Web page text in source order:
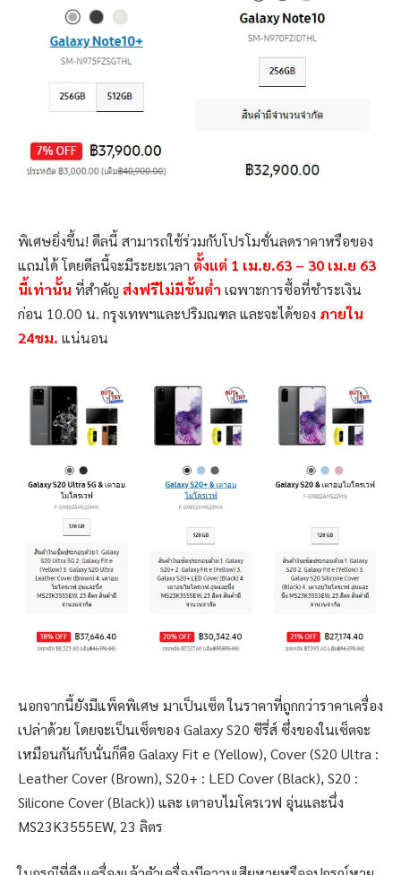
พิเศษยิ่งขึ้น! ดีลนี้ สามารถใช้ร่วมกับโปรโมชั่นลดราคาหรือของ
แถมได้ โดยดีลนี้จะมีระยะเวลา ตั้งแต่ 1 เม.ย.63 – 30 เม.ย 63
นี้เท่านั้นที่สำคัญ ส่งฟรีไม่มีขั้นต่ำ เฉพาะการซื้อที่ชำระเงิน
ก่อน 10.00 น. กรุงเทพฯและปริมณฑล และจะได้ของ ภายใน
24ชม. แน่นอน
นอกจากนี้ยังมีแพ็คพิเศษ มาเป็นเซ็ต ในราคาที่ถูกกว่าราคาเครื่อง
เปล่าด้วย โดยจะเป็นเซ็ตของ Galaxy S20 ซีรี่ส์ ซึ่งของในเซ็ตจะ
เหมือนกันกับนั่นก็คือ Galaxy Fit e (Yellow), Cover (S20 Ultra :
Leather Cover (Brown), S20+ : LED Cover (Black), S20 :
Silicone Cover (Black)) และ เตาอบไมโครเวฟ อุ่นและนึ่ง
MS23K3555EW, 23 ลิตร